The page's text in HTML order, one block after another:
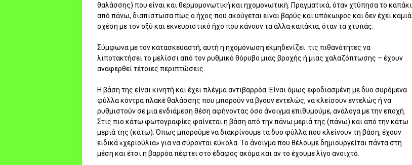
θαλάσσης) που είναι και θερμομονωτική και ηχομονωτική. Πραγματικά, όταν χτύπησα το καπάκι
από πάνω, διαπίστωσα πως ο ήχος που ακούγεται είναι βαρύς και υπόκωφος και δεν έχει καμιά
σχέση με τον οξύ και εκνευριστικό ήχο που κάνουν τα άλλα καπάκια, όταν τα χτυπάς.
Σύμφωνα με τον κατασκευαστή, αυτή η ηχομόνωση εκμηδενίζει τις πιθανότητες να
λιποτακτήσει το μελίσσι από τον ρυθμικό θόρυβο μιας βροχής ή μιας χαλαζόπτωσης – έχουν
αναφερθεί τέτοιες περιπτώσεις.
Η βάση της είναι κινητή και έχει πλέγμα αντιβαρρόα. Είναι όμως εφοδιασμένη με δυο συρόμενα
φύλλα κόντρα πλακέ θαλάσσης που μπορούν να βγουν εντελώς, να κλείσουν εντελώς ή να
ρυθμιστούν σε μια ενδιάμεση θέση αφήνοντας όσο άνοιγμα επιθυμούμε, ανάλογα με την εποχή.
Στις πιο κάτω φωτογραφίες φαίνεται η βάση από την πάνω μεριά της (πάνω) και από την κάτω
μεριά της (κάτω). Όπως μπορούμε να διακρίνουμε τα δυο φύλλα που κλείνουν τη βάση, έχουν
ειδικά «χεριούλια» για να σύρονται εύκολα. Το άνοιγμα που θέλουμε δημιουργείται πάντα στη
μέση και έτσι η βαρρόα πέφτει στο έδαφος ακόμα και αν το έχουμε λίγο ανοιχτό.